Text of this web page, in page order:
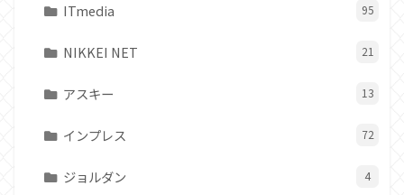
ITmedia 95
NIKKEI NET 21
アスキー 13
インプレス 72
ジョルダン 4